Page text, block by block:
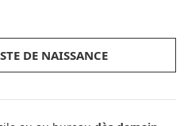
DE NAISSANCE